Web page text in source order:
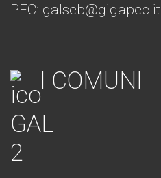
PEC: galseb@gigapec.it
I COMUNI